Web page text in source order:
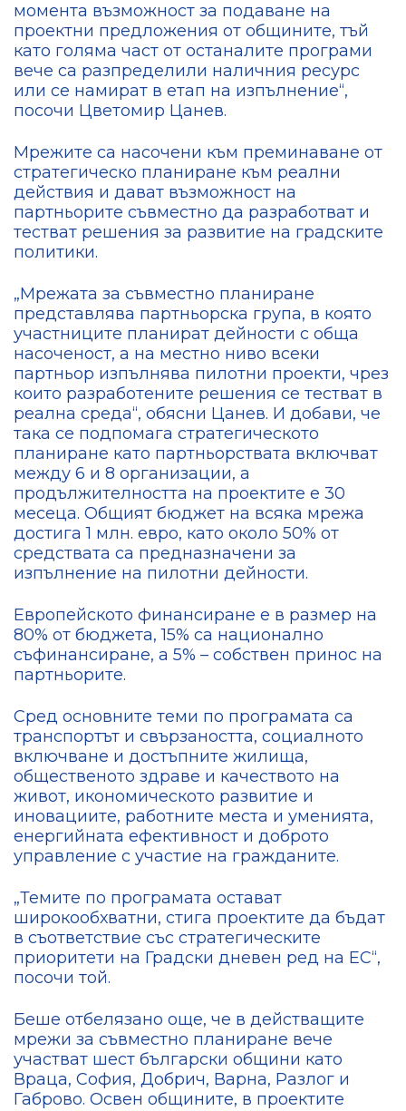
момента възможност за подаване на
проектни предложения от общините, тъй
като голяма част от останалите програми
вече са разпределили наличния ресурс
или се намират в етап на изпълнение“,
посочи Цветомир Цанев.
Мрежите са насочени към преминаване от
стратегическо планиране към реални
действия и дават възможност на
партньорите съвместно да разработват и
тестват решения за развитие на градските
политики.
„Мрежата за съвместно планиране
представлява партньорска група, в която
участниците планират дейности с обща
насоченост, а на местно ниво всеки
партньор изпълнява пилотни проекти, чрез
които разработените решения се тестват в
реална среда“, обясни Цанев. И добави, че
така се подпомага стратегическото
планиране като партньорствата включват
между 6 и 8 организации, а
продължителността на проектите е 30
месеца. Общият бюджет на всяка мрежа
достига 1 млн. евро, като около 50% от
средствата са предназначени за
изпълнение на пилотни дейности.
Европейското финансиране е в размер на
80% от бюджета, 15% са национално
съфинансиране, а 5% – собствен принос на
партньорите.
Сред основните теми по програмата са
транспортът и свързаността, социалното
включване и достъпните жилища,
общественото здраве и качеството на
живот, икономическото развитие и
иновациите, работните места и уменията,
енергийната ефективност и доброто
управление с участие на гражданите.
„Темите по програмата остават
широкообхватни, стига проектите да бъдат
в съответствие със стратегическите
приоритети на Градски дневен ред на ЕС“,
посочи той.
Беше отбелязано още, че в действащите
мрежи за съвместно планиране вече
участват шест български общини като
Враца, София, Добрич, Варна, Разлог и
Габрово. Освен общините, в проектите